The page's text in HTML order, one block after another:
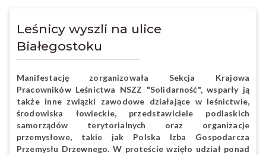
Leśnicy wyszli na ulice
Białegostoku
Manifestację zorganizowała Sekcja Krajowa
Pracowników Leśnictwa NSZZ "Solidarność", wsparły ją
także inne związki zawodowe działające w leśnictwie,
środowiska łowieckie, przedstawiciele podlaskich
samorządów terytorialnych oraz organizacje
przemysłowe, takie jak Polska Izba Gospodarcza
Przemysłu Drzewnego. W proteście wzięło udział ponad